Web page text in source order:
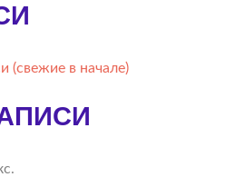
(свежие в начале)